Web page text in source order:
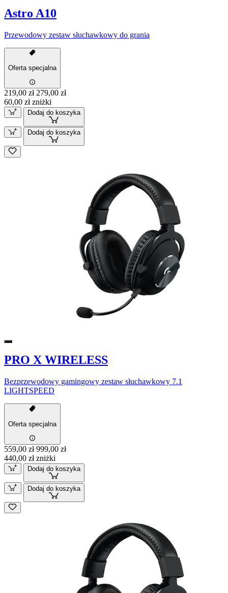
Astro A10
Przewodowy zestaw słuchawkowy do grania
Oferta specjalna
219,00 zł 279,00 zł
60,00 zł zniżki
Dodaj do koszyka
Dodaj do koszyka
PRO X WIRELESS
Bezprzewodowy gamingowy zestaw słuchawkowy 7.1
LIGHTSPEED
Oferta specjalna
559,00 zł 999,00 zł
440,00 zł zniżki
Dodaj do koszyka
Dodaj do koszyka